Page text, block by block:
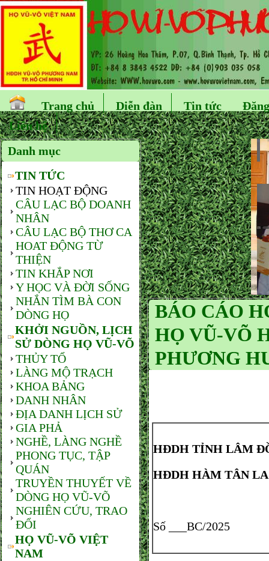
Trang chủ Diễn đàn Tin tức
Liên hệ
Danh mục
TIN TỨC
TIN HOẠT ĐỘNG
CÂU LẠC BỘ DOANH
NHÂN
CÂU LẠC BỘ THƠ CA
HOAT ĐỘNG TỪ
THIỆN
TIN KHẮP NƠI
Y HỌC VÀ ĐỜI SỐNG
NHẮN TÌM BÀ CON
DÒNG HỌ
KHỞI NGUỒN, LỊCH
SỬ DÒNG HỌ VŨ-VÕ
THỦY TỔ
LÀNG MỘ TRẠCH
KHOA BẢNG
DANH NHÂN
ĐỊA DANH LỊCH SỬ
GIA PHẢ
NGHỀ, LÀNG NGHỀ
PHONG TỤC, TẬP
QUÁN
TRUYỀN THUYẾT VỀ
DÒNG HỌ VŨ-VÕ
NGHIÊN CỨU, TRAO
ĐỔI
HỌ VŨ-VÕ VIỆT
NAM
BÁO CÁO
HỌ VŨ-VÕ
PHƯƠNG
HĐDH TỈNH LÂM
HĐDH HÀM TÂN
Số ___BC/2025